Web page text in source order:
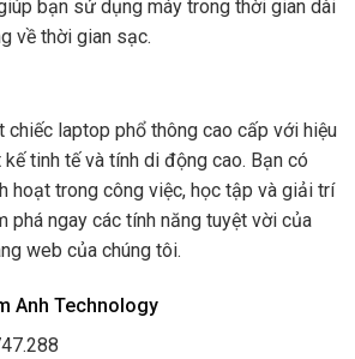
bạn sử dụng máy trong thời gian dài
về thời gian sạc.
chiếc laptop phổ thông cao cấp với hiệu
tinh tế và tính di động cao. Bạn có
hoạt trong công việc, học tập và giải trí
phá ngay các tính năng tuyệt vời của
web của chúng tôi.
Anh Technology